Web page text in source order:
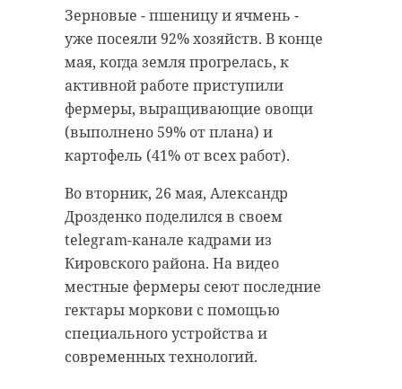
Зерновые - пшеницу и ячмень -
уже посеяли 92% хозяйств. В конце
мая, когда земля прогрелась, к
активной работе приступили
фермеры, выращивающие овощи
(выполнено 59% от плана) и
картофель (41% от всех работ).
Во вторник, 26 мая, Александр
Дрозденко поделился в своем
telegram-канале кадрами из
Кировского района. На видео
местные фермеры сеют последние
гектары моркови с помощью
специального устройства и
современных технологий.
обследование и консультации
врачей получили 660 человек: 608
мам, 33 папы и 19 малышей.
В субботу, 23 мая, глава Комитета
по здравоохранению Ленобласти
Александр Жарков и
уполномоченный по правам
ребенка в 47 регионе Татьяна
Толстова посетили Выборгскую
городскую поликлинику. Они
пообщались с участницами акции
и медицинскими работниками.
Внимание своему здоровью
уделили многодетные мамы и
отцы, мамы и отцы одиночки, а
депутат Елена Журинская и
представитель районной
администрации Денис Филатов.
Они поблагодарили Клавдию
Александровну за неоценимый
вклад в приближение Победы, а
также пожелали крепкого
неиссякаемой энергии.
Клавдия Рассадовская родилась в
Вологодской области. О начале
Великой Отечественной войны
она узнала во время последнего
выпускного экзамена в
медучилище. По распределению